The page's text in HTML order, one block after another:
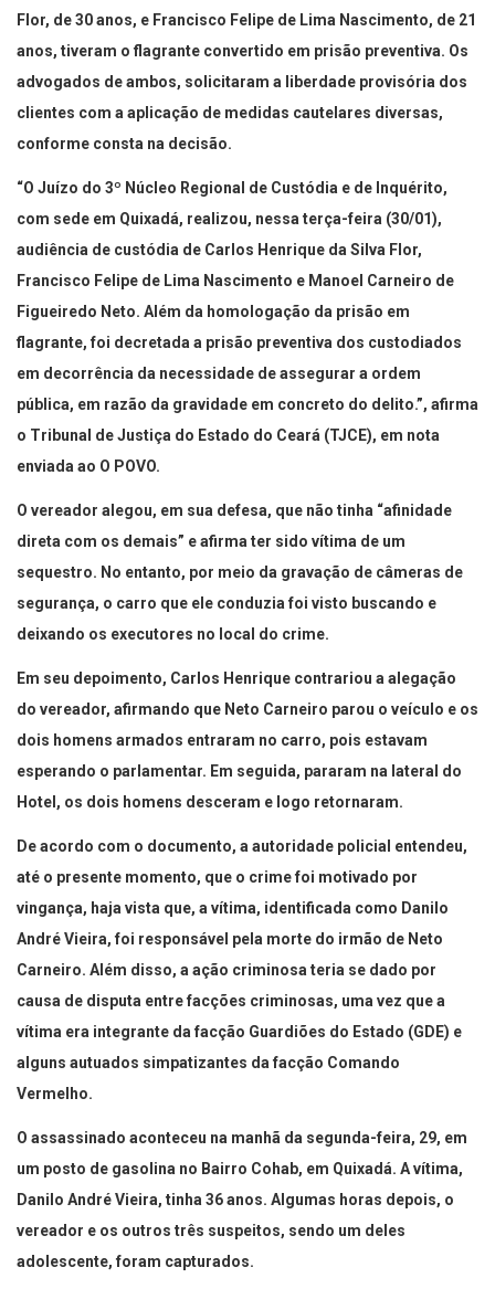
Flor, de 30 anos, e Francisco Felipe de Lima Nascimento, de 21
anos, tiveram o flagrante convertido em prisão preventiva. Os
advogados de ambos, solicitaram a liberdade provisória dos
clientes com a aplicação de medidas cautelares diversas,
conforme consta na decisão.
“O Juízo do 3º Núcleo Regional de Custódia e de Inquérito,
com sede em Quixadá, realizou, nessa terça-feira (30/01),
audiência de custódia de Carlos Henrique da Silva Flor,
Francisco Felipe de Lima Nascimento e Manoel Carneiro de
Figueiredo Neto. Além da homologação da prisão em
flagrante, foi decretada a prisão preventiva dos custodiados
em decorrência da necessidade de assegurar a ordem
pública, em razão da gravidade em concreto do delito.”, afirma
o Tribunal de Justiça do Estado do Ceará (TJCE), em nota
enviada ao O POVO.
O vereador alegou, em sua defesa, que não tinha “afinidade
direta com os demais” e afirma ter sido vítima de um
sequestro. No entanto, por meio da gravação de câmeras de
segurança, o carro que ele conduzia foi visto buscando e
deixando os executores no local do crime.
Em seu depoimento, Carlos Henrique contrariou a alegação
do vereador, afirmando que Neto Carneiro parou o veículo e os
dois homens armados entraram no carro, pois estavam
esperando o parlamentar. Em seguida, pararam na lateral do
Hotel, os dois homens desceram e logo retornaram.
De acordo com o documento, a autoridade policial entendeu,
até o presente momento, que o crime foi motivado por
vingança, haja vista que, a vítima, identificada como Danilo
André Vieira, foi responsável pela morte do irmão de Neto
Carneiro. Além disso, a ação criminosa teria se dado por
causa de disputa entre facções criminosas, uma vez que a
vítima era integrante da facção Guardiões do Estado (GDE) e
alguns autuados simpatizantes da facção Comando
Vermelho.
O assassinado aconteceu na manhã da segunda-feira, 29, em
um posto de gasolina no Bairro Cohab, em Quixadá. A vítima,
Danilo André Vieira, tinha 36 anos. Algumas horas depois, o
vereador e os outros três suspeitos, sendo um deles
adolescente, foram capturados.